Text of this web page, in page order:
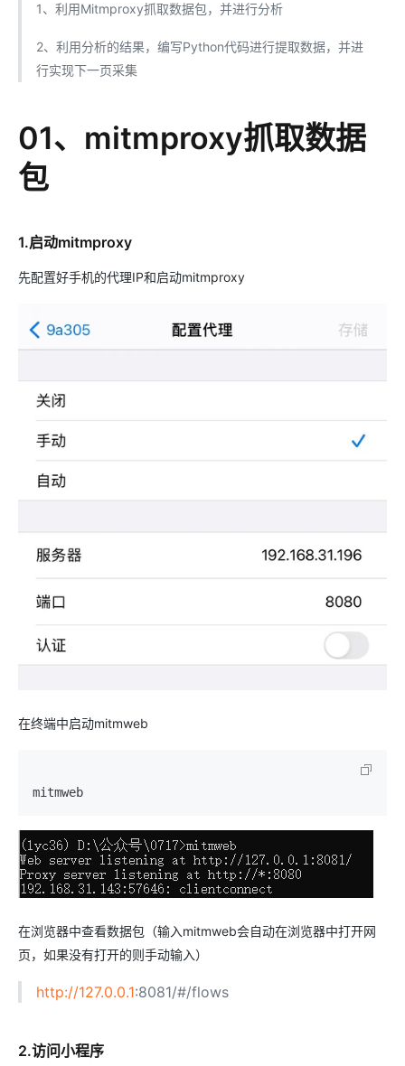
1、利用Mitmproxy抓取数据包，并进行分析
2、利用分析的结果，编写Python代码进行提取数据，并进
行实现下一页采集
01、mitmproxy抓取数据
包
1.启动mitmproxy
先配置好手机的代理IP和启动mitmproxy
在终端中启动mitmweb
在浏览器中查看数据包（输入mitmweb会自动在浏览器中打开网
页，如果没有打开的则手动输入）
http://127.0.0.1:8081/#/flows
2.访问小程序